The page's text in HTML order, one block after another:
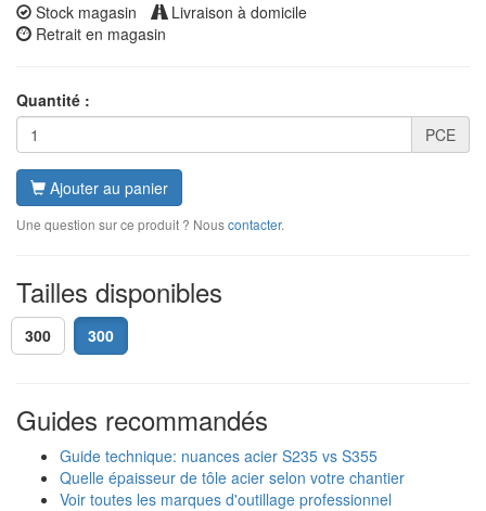
Stock magasin
Livraison à domicile
Retrait en magasin
Quantité :
PCE
Ajouter au panier
Une question sur ce produit ? Nouscontacter.
Tailles disponibles
300 300
Guides recommandés
Guide technique: nuances acier S235 vs S355
Quelle épaisseur de tôle acier selon votre chantier
Voir toutes les marques d'outillage professionnel